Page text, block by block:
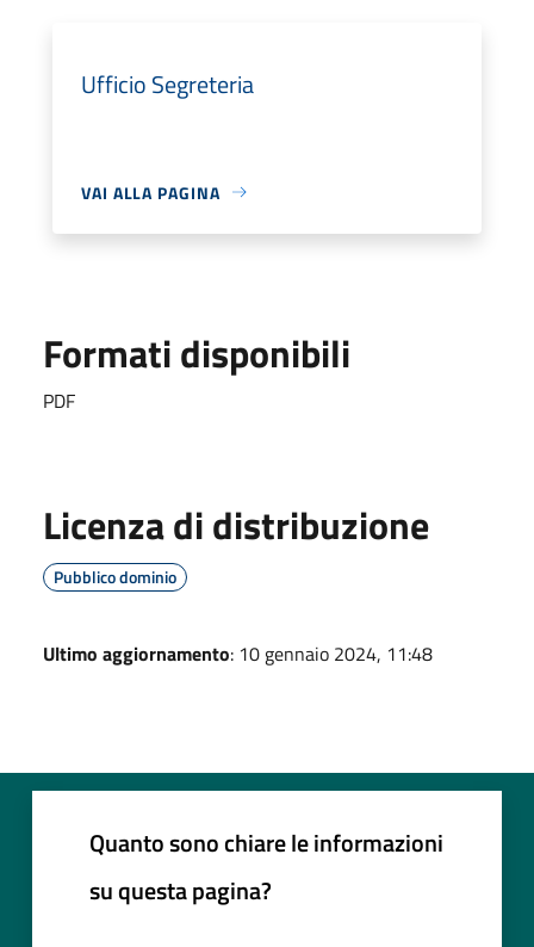
Ufficio Segreteria
VAI ALLA PAGINA
Formati disponibili
PDF
Licenza di distribuzione
Pubblico dominio
Ultimo aggiornamento: 10 gennaio 2024, 11:48
Quanto sono chiare le informazioni
su questa pagina?